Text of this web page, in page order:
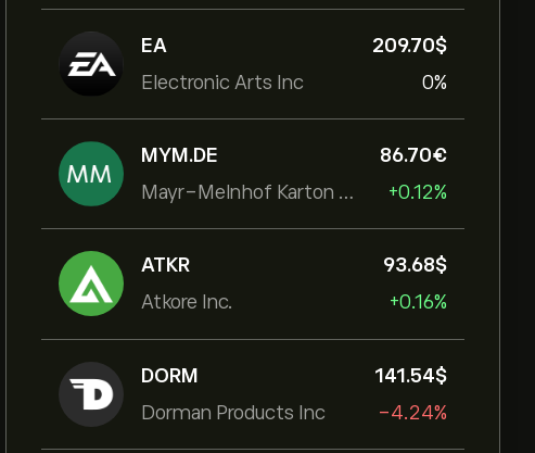
EA
Electronic Arts Inc
209.70‎$‎
0%
MYM.DE
Mayr-Melnhof Karton AG
86.70‎€‎
+0.12%
ATKR
Atkore Inc.
93.68‎$‎
+0.16%
DORM
Dorman Products Inc
141.54‎$‎
-4.24%